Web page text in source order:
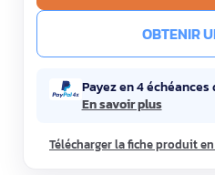
OBTENIR
Payez en 4 échéances
En savoir plus
Télécharger la fiche produit en